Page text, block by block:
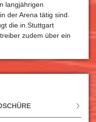
langjährigen
der Arena tätig sind.
die in.Stuttgart
zudem über ein